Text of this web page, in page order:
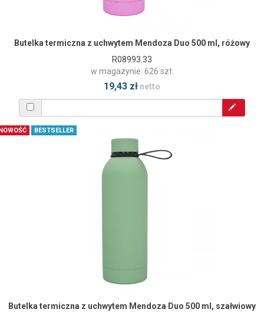
Butelka termiczna z uchwytem Mendoza Duo 500 ml, różowy
R08993.33
w magazynie: 626 szt.
19,43 zł netto
BESTSELLER
Butelka termiczna z uchwytem Mendoza Duo 500 ml, szałwiowy